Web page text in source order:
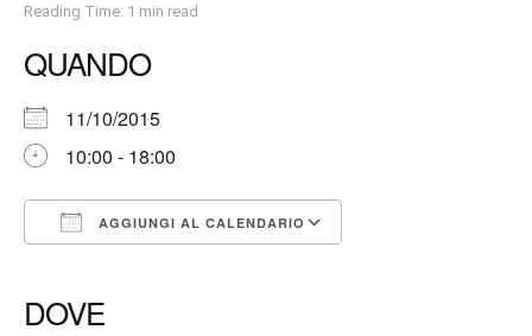
Reading Time: 1 min read
QUANDO
11/10/2015
10:00 - 18:00
AGGIUNGI AL CALENDARIO
DOVE